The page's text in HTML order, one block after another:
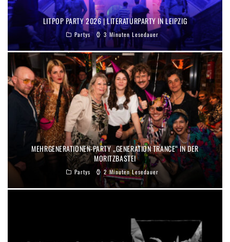
LITPOP PARTY 2026 | LITERATURPARTY IN LEIPZIG
Partys 3 Minuten Lesedauer
MEHRGENERATIONEN-PARTY „GENERATION TRANCE“ IN DER
MORITZBASTEI
Partys 2 Minuten Lesedauer